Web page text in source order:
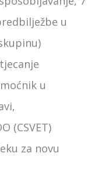
u
u
(CSVET)
za novu